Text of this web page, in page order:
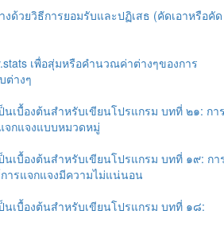
งด้วยวิธีการยอมรับและปฏิเสธ (คัดเอาหรือคัด
เพื่อสุ่มหรือคำนวณค่าต่างๆของการ
ต่างๆ
นเบื้องต้นสำหรับเขียนโปรแกรม บทที่ ๒๑: กา
จกแจงแบบหมวดหมู่
นเบื้องต้นสำหรับเขียนโปรแกรม บทที่ ๑๙: กา
ารแจกแจงมีความไม่แน่นอน
นเบื้องต้นสำหรับเขียนโปรแกรม บทที่ ๑๘: